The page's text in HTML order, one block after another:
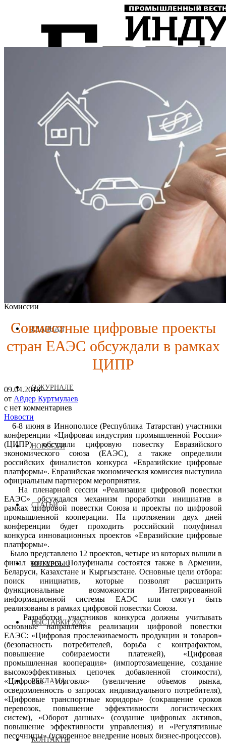
Журнал аккредитован при Евразийской Экономической
Комиссии
ГЛАВНАЯ
О ЖУРНАЛЕ
НОВОСТИ
СТАТЬИ
ИНТЕРВЬЮ
ВЫСТАВКИ 2026
РЕКЛАМА
КОНТАКТЫ
Совместные цифровые проекты
стран ЕАЭС обсуждали в рамках
ЦИПР
09.04.2018
от Айдер Куртмулаев
с нет комментариев
Новости
6-8 июня в Иннополисе (Республика Татарстан) участники
конференции «Цифровая индустрия промышленной России»
(ЦИПР) обсудили цифровую повестку Евразийского
экономического союза (ЕАЭС), а также определили
российских финалистов конкурса «Евразийские цифровые
платформы». Евразийская экономическая комиссия выступила
официальным партнером мероприятия.
На пленарной сессии «Реализация цифровой повестки
ЕАЭС» обсуждалсямеханизм проработки инициатив в
рамках цифровой повестки Союза ипроекты по цифровой
промышленной кооперации.
На протяжении двух дней
конференции будет проходить российский полуфинал
конкурса инновационных проектов «Евразийские цифровые
платформы».
Было представлено 12 проектов, четыре из которых вышли в
финал конкурса. Полуфиналы состоятся также в Армении,
Беларуси, Казахстане и Кыргызстане. Основные цели отбора:
поиск инициатив, которые позволят расширить
функциональные возможности Интегрированной
информационной системы ЕАЭС или смогут быть
реализованы в рамках цифровой повестки Союза.
Разработки участников конкурса должны учитывать
основные направления реализации цифровой повестки
ЕАЭС: «Цифровая прослеживаемость продукции и товаров»
(безопасность потребителей, борьба с контрафактом,
повышение собираемости платежей), «Цифровая
промышленная кооперация» (импортозамещение, создание
высокоэффективных цепочек добавленной стоимости),
«Цифровая торговля» (увеличение объемов рынка,
осведомленность о запросах индивидуального потребителя),
«Цифровые транспортные коридоры» (сокращение сроков
перевозок, повышение эффективности логистических
систем), «Оборот данных» (создание цифровых активов,
повышение эффективности управления) и «Регулятивные
песочницы» (ускоренное внедрение новых бизнес-процессов).